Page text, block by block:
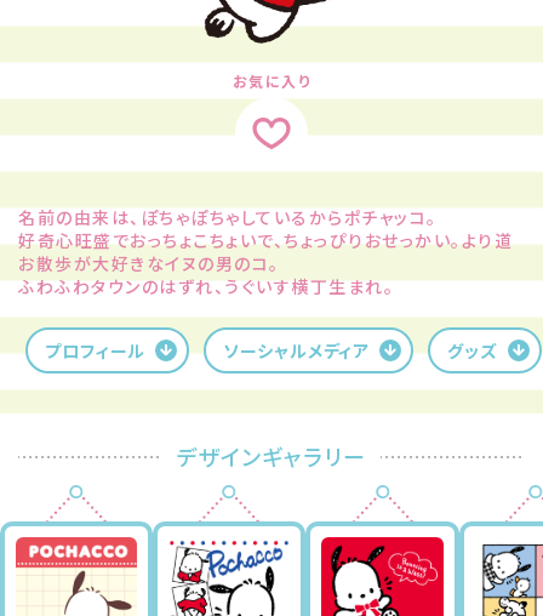
お気に入り
名前の由来は、ぽちゃぽちゃしているからポチャッコ。
好奇心旺盛でおっちょこちょいで、ちょっぴりおせっかい。より道
お散歩が大好きなイヌの男のコ。
ふわふわタウンのはずれ、うぐいす横丁生まれ。
プロフィール ソーシャルメディア グッズ
デザインギャラリー